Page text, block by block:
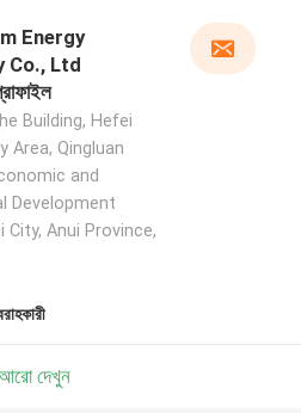
Energy
Co., Ltd
Building, Hefei
Area, Qingluan
and
Development
City, Anui Province,
দেখুন